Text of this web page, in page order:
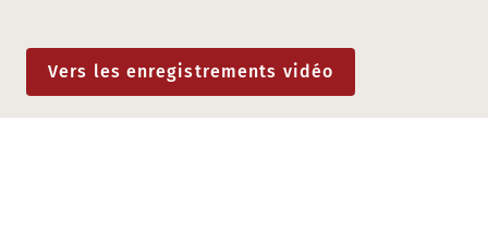
Vers les enregistrements vidéo